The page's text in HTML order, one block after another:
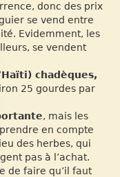
donc des prix
se vend entre
Evidemment, les
se vendent
chadèques,
25 gourdes par
, mais les
en compte
des herbes, qui
pas à l’achat.
de faire qu’il faut